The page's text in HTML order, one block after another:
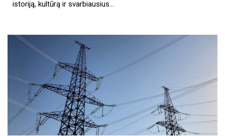
istoriją, kultūrą ir svarbiausius…